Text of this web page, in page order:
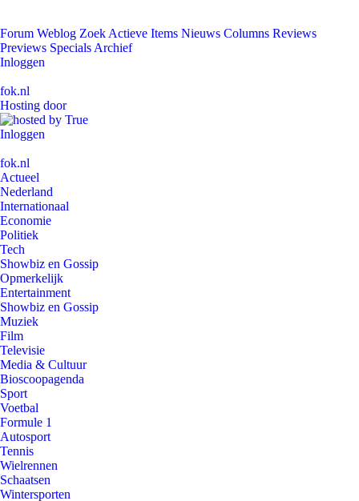
Forum Weblog Zoek Actieve Items Nieuws Columns Reviews
Previews Specials Archief
Inloggen
fok.nl
Hosting door
Inloggen
fok.nl
Actueel
Nederland
Internationaal
Economie
Politiek
Tech
Showbiz en Gossip
Opmerkelijk
Entertainment
Showbiz en Gossip
Muziek
Film
Televisie
Media & Cultuur
Bioscoopagenda
Sport
Voetbal
Formule 1
Autosport
Tennis
Wielrennen
Schaatsen
Wintersporten